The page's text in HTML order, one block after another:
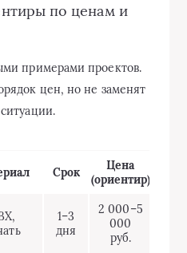
по ценам и
примерами проектов.
цен, но не заменят
Срок
Цена
(ориентир)
1–3
дня
2 000–5
000
руб.